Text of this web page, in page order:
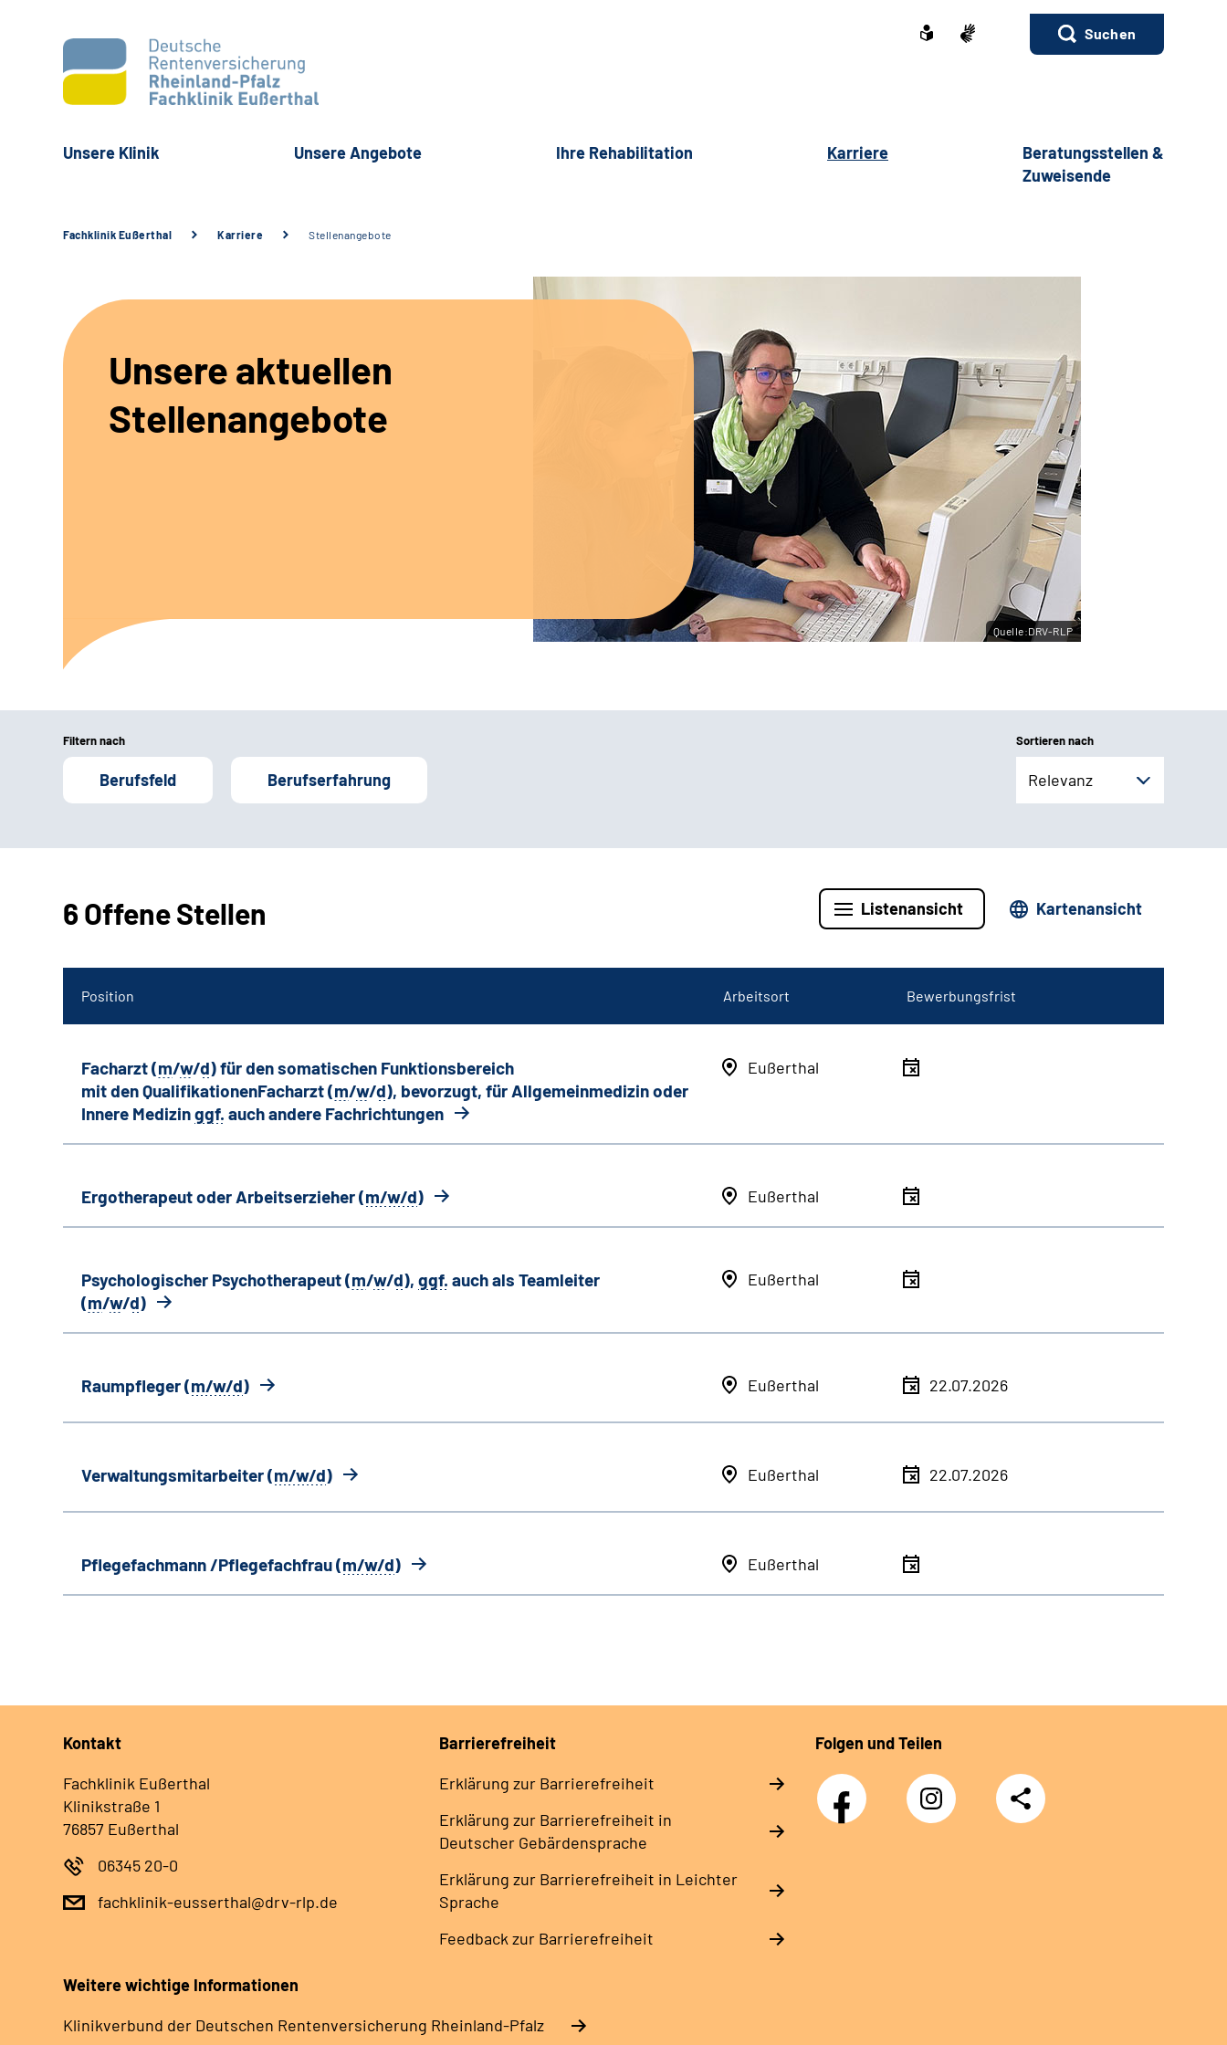
Suchen
Unsere Klinik Unsere Angebote Ihre Rehabilitation Karriere
Beratungsstellen &
Zuweisende
Fachklinik Eußerthal Karriere Stellenangebote
Unsere aktuellen
Stellenangebote
Quelle:DRV-RLP
Filtern nach
Berufsfeld Berufserfahrung
Sortieren nach
Relevanz
6 Offene Stellen Listenansicht Kartenansicht
Position Arbeitsort Bewerbungsfrist
Facharzt (m/w/d) für den somatischen Funktionsbereich
mit den QualifikationenFacharzt (m/w/d), bevorzugt, für Allgemeinmedizin oder
Innere Medizinggf. auch andere Fachrichtungen
Eußerthal
Ergotherapeut oder Arbeitserzieher (m/w/d) Eußerthal
Psychologischer Psychotherapeut (m/w/d), ggf. auch als Teamleiter
(m/w/d)
Eußerthal
Raumpfleger (m/w/d) Eußerthal 22.07.2026
Verwaltungsmitarbeiter (m/w/d) Eußerthal 22.07.2026
Pflegefachmann /Pflegefachfrau (m/w/d) Eußerthal
Kontakt
Fachklinik Eußerthal
Klinikstraße 1
76857 Eußerthal
06345 20-0
fachklinik-eusserthal@drv-rlp.de
Barrierefreiheit
Erklärung zur Barrierefreiheit
Erklärung zur Barrierefreiheit in
Deutscher Gebärdensprache
Erklärung zur Barrierefreiheit in Leichter
Sprache
Feedback zur Barrierefreiheit
Folgen und Teilen
Facebook
Instagram
DRV
Nachwuchskräfte
Teilen
Weitere wichtige Informationen
Klinikverbund der Deutschen Rentenversicherung Rheinland-Pfalz